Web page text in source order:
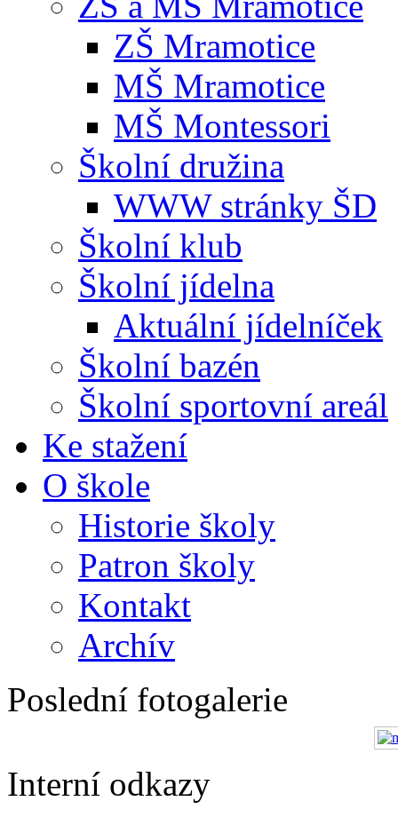
ZŠ Mramotice
MŠ Mramotice
MŠ Montessori
Školní družina
WWW stránky ŠD
Školní klub
Školní jídelna
Aktuální jídelníček
Školní bazén
Školní sportovní areál
Ke stažení
O škole
Historie školy
Patron školy
Kontakt
Archív
Poslední fotogalerie
Interní odkazy